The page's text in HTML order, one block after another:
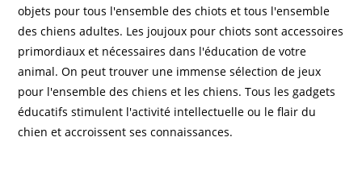
objets pour tous l'ensemble des chiots et tous l'ensemble
des chiens adultes. Les joujoux pour chiots sont accessoires
primordiaux et nécessaires dans l'éducation de votre
animal. On peut trouver une immense sélection de jeux
pour l'ensemble des chiens et les chiens. Tous les gadgets
éducatifs stimulent l'activité intellectuelle ou le flair du
chien et accroissent ses connaissances.